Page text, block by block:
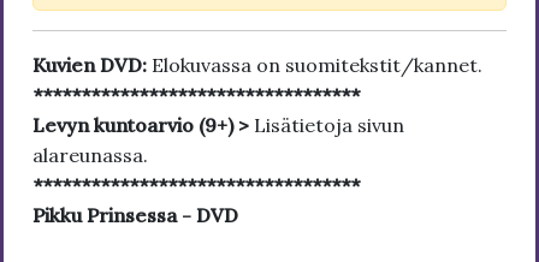
Kuvien DVD: Elokuvassa on suomitekstit/kannet.
**********************************
Levyn kuntoarvio (9+) > Lisätietoja sivun
alareunassa.
**********************************
Pikku Prinsessa - DVD